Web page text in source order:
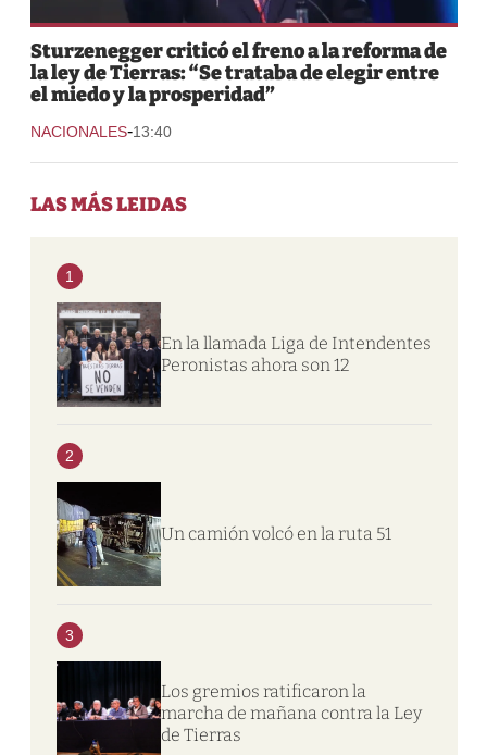
Sturzenegger criticó el freno a la reforma de
la ley de Tierras: “Se trataba de elegir entre
el miedo y la prosperidad”
NACIONALES-13:40
LAS MÁS LEIDAS
1
En la llamada Liga de Intendentes
Peronistas ahora son 12
2
Un camión volcó en la ruta 51
3
Los gremios ratificaron la
marcha de mañana contra la Ley
de Tierras